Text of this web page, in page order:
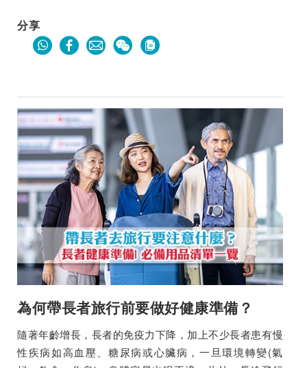
分享
為何帶長者旅行前要做好健康準備？
隨著年齡增長，長者的免疫力下降，加上不少長者患有慢
性疾病如高血壓、糖尿病或心臟病，一旦環境轉變(氣